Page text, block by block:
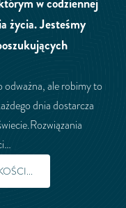
w codziennej
życia. Jesteśmy
odważna, ale robimy to
dnia dostarcza